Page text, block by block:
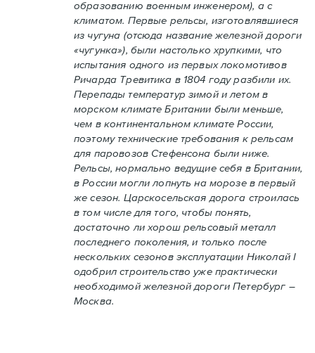
образованию военным инженером), а с
климатом. Первые рельсы, изготовлявшиеся
из чугуна (отсюда название железной дороги
«чугунка»), были настолько хрупкими, что
испытания одного из первых локомотивов
Ричарда Тревитика в 1804 году разбили их.
Перепады температур зимой и летом в
морском климате Британии были меньше,
чем в континентальном климате России,
поэтому технические требования к рельсам
для паровозов Стефенсона были ниже.
Рельсы, нормально ведущие себя в Британии,
в России могли лопнуть на морозе в первый
же сезон. Царскосельская дорога строилась
в том числе для того, чтобы понять,
достаточно ли хорош рельсовый металл
последнего поколения, и только после
нескольких сезонов эксплуатации Николай I
одобрил строительство уже практически
необходимой железной дороги Петербург –
Москва.